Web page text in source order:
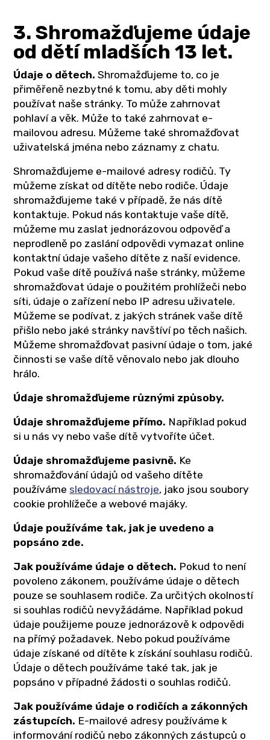
3. Shromažďujeme údaje
od dětí mladších 13 let.
Údaje o dětech. Shromažďujeme to, co je
přiměřeně nezbytné k tomu, aby děti mohly
používat naše stránky. To může zahrnovat
pohlaví a věk. Může to také zahrnovat e-
mailovou adresu. Můžeme také shromažďovat
uživatelská jména nebo záznamy z chatu.
Shromažďujeme e-mailové adresy rodičů. Ty
můžeme získat od dítěte nebo rodiče. Údaje
shromažďujeme také v případě, že nás dítě
kontaktuje. Pokud nás kontaktuje vaše dítě,
můžeme mu zaslat jednorázovou odpověď a
neprodleně po zaslání odpovědi vymazat online
kontaktní údaje vašeho dítěte z naší evidence.
Pokud vaše dítě používá naše stránky, můžeme
shromažďovat údaje o použitém prohlížeči nebo
síti, údaje o zařízení nebo IP adresu uživatele.
Můžeme se podívat, z jakých stránek vaše dítě
přišlo nebo jaké stránky navštíví po těch našich.
Můžeme shromažďovat pasivní údaje o tom, jaké
činnosti se vaše dítě věnovalo nebo jak dlouho
hrálo.
Údaje shromažďujeme různými způsoby.
Údaje shromažďujeme přímo. Například pokud
si u nás vy nebo vaše dítě vytvoříte účet.
Údaje shromažďujeme pasivně. Ke
shromažďování údajů od vašeho dítěte
používáme sledovací nástroje, jako jsou soubory
cookie prohlížeče a webové majáky.
Údaje používáme tak, jak je uvedeno a
popsáno zde.
Jak používáme údaje o dětech. Pokud to není
povoleno zákonem, používáme údaje o dětech
pouze se souhlasem rodiče. Za určitých okolností
si souhlas rodičů nevyžádáme. Například pokud
údaje použijeme pouze jednorázově k odpovědi
na přímý požadavek. Nebo pokud používáme
údaje získané od dítěte k získání souhlasu rodičů.
Údaje o dětech používáme také tak, jak je
popsáno v případné žádosti o souhlas rodičů.
Jak používáme údaje o rodičích a zákonných
zástupcích. E-mailové adresy používáme k
informování rodičů nebo zákonných zástupců o